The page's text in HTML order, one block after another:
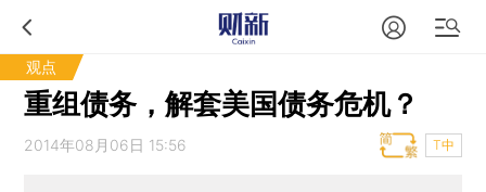
观点
重组债务，解套美国债务危机？
2014年08月06日 15:56 T中